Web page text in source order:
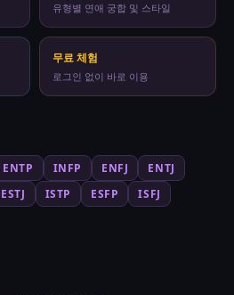
유형별 연애 궁합 및 스타일
무료 체험
로그인 없이 바로 이용
ENTP INFP ENFJ
ENTJ
ESTJ ISTP ESFP
ISFJ